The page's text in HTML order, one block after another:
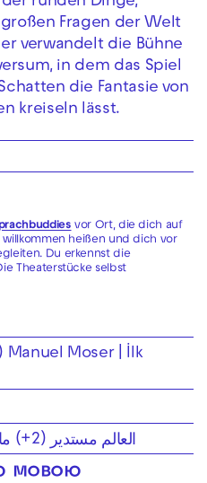
Fragen der Welt
verwandelt die Bühne
in dem das Spiel
die Fantasie von
kreiseln lässt.
vor Ort, die dich auf
willkommen heißen und dich vor
Du erkennst die
Theaterstücke selbst
Manuel Moser | İlk
العالم مستدير (2+) مانويل موزر | العرض الأول
мовою